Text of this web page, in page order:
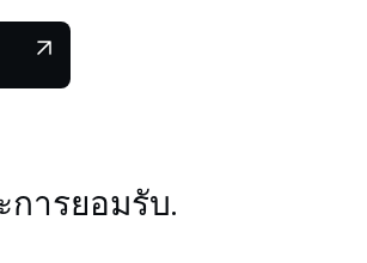
ริ่มต้นก็ใช้งานได้สะดวก อัตรา
บการกู้และการรับดอกเบี้ยมีความ
รแข่งขัน และฉันชื่นชมความ
อยกู้คริปโตที่เชื่อถือได้และมี
การยอมรับ.